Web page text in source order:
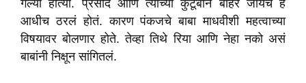
गेल्या होत्या. प्रसाद आणि त्यांच्या कुटूंबाने बाहेर जायचं हे
आधीच ठरलं होतं. कारण पंकजचे बाबा माधवीशी महत्वाच्या
विषयावर बोलणार होते. तेव्हा तिथे रिया आणि नेहा नको असं
बाबांनी निक्षून सांगितलं.